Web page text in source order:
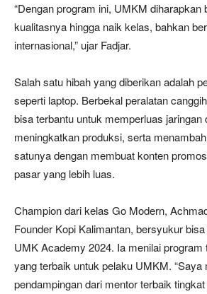
“Dengan program ini, UMKM diharapkan
kualitasnya hingga naik kelas, bahkan
internasional,” ujar Fadjar.
Salah satu hibah yang diberikan adalah
seperti laptop. Berbekal peralatan
bisa terbantu untuk memperluas jaringan
meningkatkan produksi, serta
satunya dengan membuat konten
pasar yang lebih luas.
Champion dari kelas Go Modern,
Founder Kopi Kalimantan, bersyukur
UMK Academy 2024. Ia menilai
yang terbaik untuk pelaku UMKM. “Saya
pendampingan dari mentor terbaik